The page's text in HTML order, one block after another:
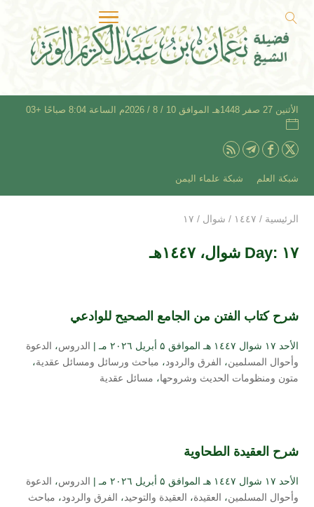
الأثنين 27 صفر 1448هـ الموافق 10 / 8 / 2026م الساعة 8:04 صباحًا +03
شبكة العلم شبكة علماء اليمن
الرئيسية / ۱٤٤۷ / شوال / ۱۷
Day: ۱۷ شوال، ۱٤٤۷هـ
شرح كتاب الفتن من الجامع الصحيح للوادعي
الأحد ۱۷ شوال ۱٤٤۷ هـ الموافق ۵ أبريل ۲۰۲٦ مـ | الدروس، الدعوة
وأحوال المسلمين، الفرق والردود، مباحث ورسائل ومسائل عقدية،
متون ومنظومات الحديث وشروحها، مسائل عقدية
شرح العقيدة الطحاوية
الأحد ۱۷ شوال ۱٤٤۷ هـ الموافق ۵ أبريل ۲۰۲٦ مـ | الدروس، الدعوة
وأحوال المسلمين، العقيدة، العقيدة والتوحيد، الفرق والردود، مباحث